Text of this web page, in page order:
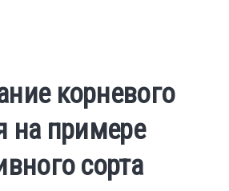
корневого
на примере
сорта